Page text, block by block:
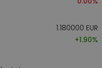
1.180000 EUR
+1.90%